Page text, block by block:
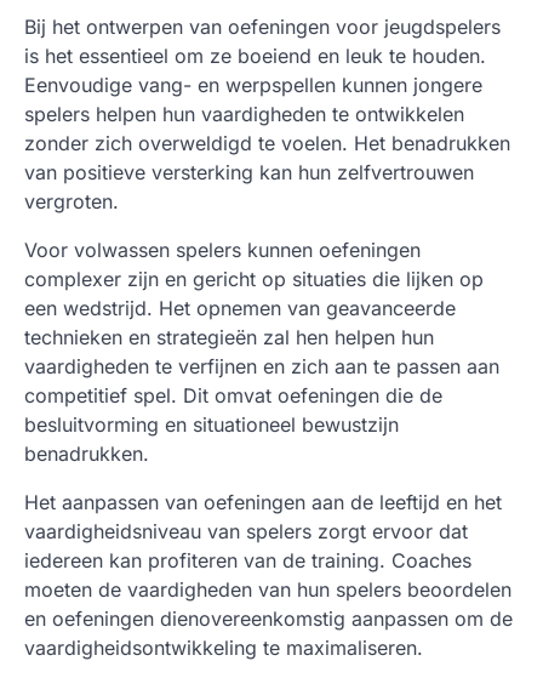
Bij het ontwerpen van oefeningen voor jeugdspelers
is het essentieel om ze boeiend en leuk te houden.
Eenvoudige vang- en werpspellen kunnen jongere
spelers helpen hun vaardigheden te ontwikkelen
zonder zich overweldigd te voelen. Het benadrukken
van positieve versterking kan hun zelfvertrouwen
vergroten.
Voor volwassen spelers kunnen oefeningen
complexer zijn en gericht op situaties die lijken op
een wedstrijd. Het opnemen van geavanceerde
technieken en strategieën zal hen helpen hun
vaardigheden te verfijnen en zich aan te passen aan
competitief spel. Dit omvat oefeningen die de
besluitvorming en situationeel bewustzijn
benadrukken.
Het aanpassen van oefeningen aan de leeftijd en het
vaardigheidsniveau van spelers zorgt ervoor dat
iedereen kan profiteren van de training. Coaches
moeten de vaardigheden van hun spelers beoordelen
en oefeningen dienovereenkomstig aanpassen om de
vaardigheidsontwikkeling te maximaliseren.